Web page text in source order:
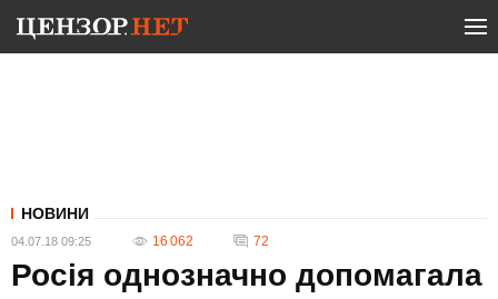
НОВИНИ
04.07.18 09:25 16 062 72
Росія однозначно допомагала